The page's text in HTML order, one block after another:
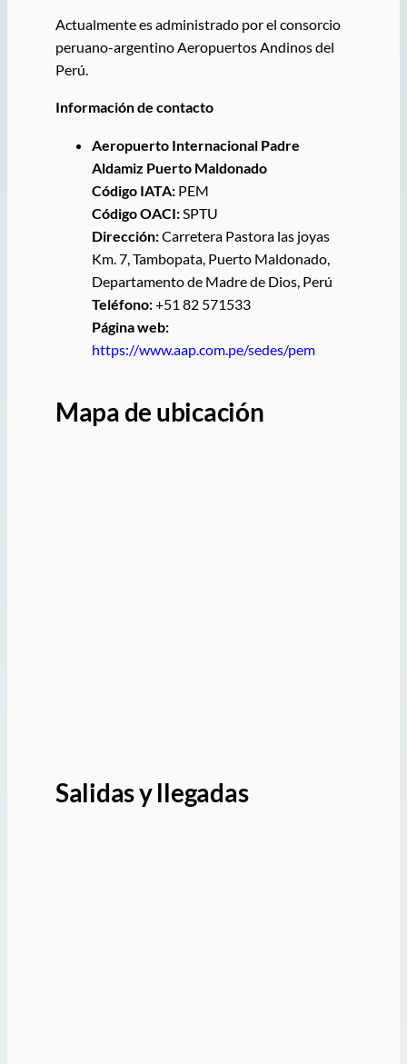
Actualmente es administrado por el consorcio
peruano-argentino Aeropuertos Andinos del
Perú.
Información de contacto
Aeropuerto Internacional Padre
Aldamiz Puerto Maldonado
Código IATA:PEM
Código OACI:SPTU
Dirección:Carretera Pastora las joyas
Km. 7, Tambopata, Puerto Maldonado,
Departamento de Madre de Dios, Perú
Teléfono:+51 82 571533
Página web:
https://www.aap.com.pe/sedes/pem
Mapa de ubicación
Salidas y llegadas